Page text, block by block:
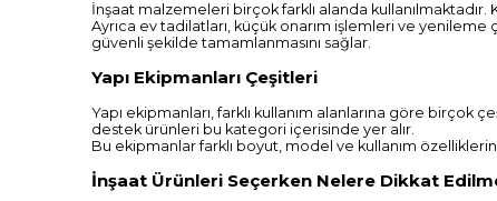
İnşaat malzemeleri birçok farklı alanda kullanılmaktadır.
Ayrıca ev tadilatları, küçük onarım işlemleri ve
güvenli şekilde tamamlanmasını sağlar.
Yapı Ekipmanları Çeşitleri
Yapı ekipmanları, farklı kullanım alanlarına göre
destek ürünleri bu kategori içerisinde yer alır.
Bu ekipmanlar farklı boyut, model ve kullanım
İnşaat Ürünleri Seçerken Nelere Dikkat